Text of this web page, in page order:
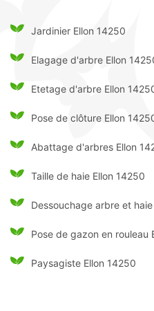
Jardinier Ellon 14250
Elagage d'arbre Ellon
Etetage d'arbre Ellon
Pose de clôture Ellon
Abattage d'arbres Ellon
Taille de haie Ellon 14250
Dessouchage arbre et
Pose de gazon en rouleau
Paysagiste Ellon 14250